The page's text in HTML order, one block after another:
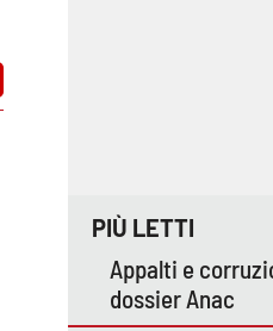
PIÙ LETTI
Appalti e
dossier Anac